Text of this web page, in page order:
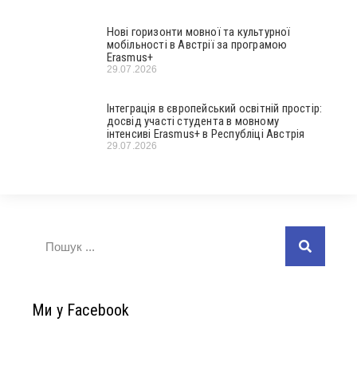
Нові горизонти мовної та культурної
мобільності в Австрії за програмою
Erasmus+
29.07.2026
Інтеграція в європейський освітній простір:
досвід участі студента в мовному
інтенсиві Erasmus+ в Республіці Австрія
29.07.2026
Ми у Facebook